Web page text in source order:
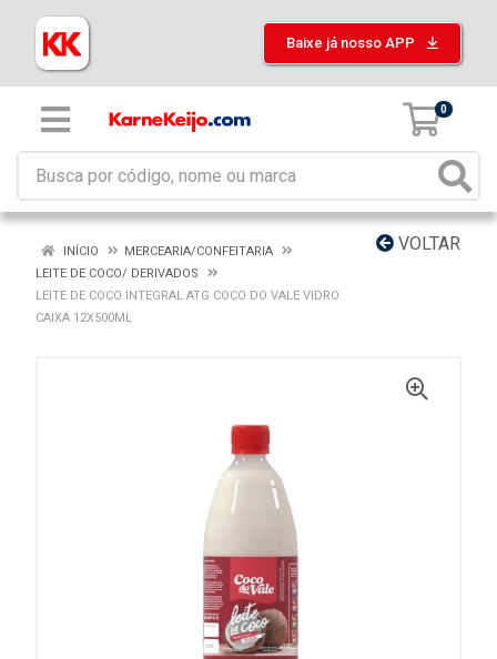
Baixe já nosso APP
0
VOLTAR
INÍCIO
MERCEARIA/CONFEITARIA
LEITE DE COCO/ DERIVADOS
LEITE DE COCO INTEGRAL ATG COCO DO VALE VIDRO
CAIXA 12X500ML